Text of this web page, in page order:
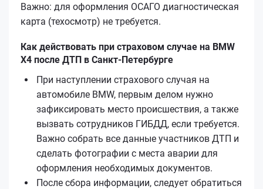
Важно: для оформления ОСАГО диагностическая
карта (техосмотр) не требуется.
Как действовать при страховом случае на BMW
X4 после ДТП в Санкт-Петербурге
При наступлении страхового случая на
автомобиле BMW, первым делом нужно
зафиксировать место происшествия, а также
вызвать сотрудников ГИБДД, если требуется.
Важно собрать все данные участников ДТП и
сделать фотографии с места аварии для
оформления необходимых документов.
После сбора информации, следует обратиться